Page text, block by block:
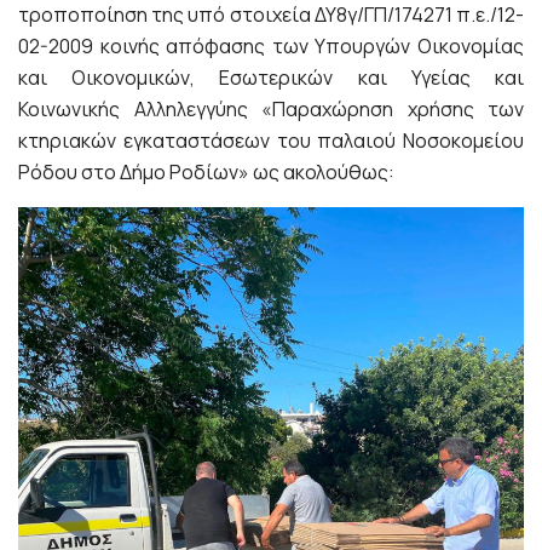
τροποποίηση της υπό στοιχεία ΔΥ8γ/ΓΠ/174271 π.ε./12-
02-2009 κοινής απόφασης των Υπουργών Οικονομίας
και Οικονομικών, Εσωτερικών και Υγείας και
Κοινωνικής Αλληλεγγύης «Παραχώρηση χρήσης των
κτηριακών εγκαταστάσεων του παλαιού Νοσοκομείου
Ρόδου στο Δήμο Ροδίων» ως ακολούθως: